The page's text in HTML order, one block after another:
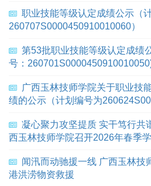
职业技能等级认定成绩公示（
260707S0000450910010060）
第53批职业技能等级认定成绩
号：
广西玉林技师学院关于职业技
绩的公示（计划编号为
凝心聚力攻坚提质 实干笃行
西玉林技师学院召开2026年春季
闻汛而动驰援一线 广西玉林技
港洪涝物资救援